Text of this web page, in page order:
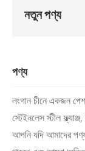
নতুন পণ্য
পণ্য
লংগান চীনে একজন
স্টেইনলেস স্টীল
আপনি যদি আমাদের